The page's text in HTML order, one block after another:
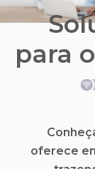
oferece